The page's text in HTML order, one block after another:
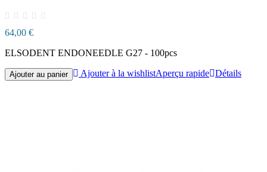
64,00 €
ELSODENT ENDONEEDLE G27 - 100pcs
Ajouter au panier Ajouter à la wishlistAperçu rapide Détails